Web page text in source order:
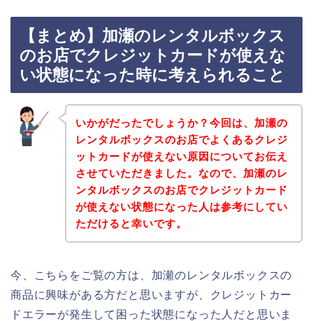
【まとめ】加瀬のレンタルボックス
のお店でクレジットカードが使えな
い状態になった時に考えられること
いかがだったでしょうか？今回は、加瀬の
レンタルボックスのお店でよくあるクレジ
ットカードが使えない原因についてお伝え
させていただきました。なので、加瀬のレ
ンタルボックスのお店でクレジットカード
が使えない状態になった人は参考にしてい
ただけると幸いです。
今、こちらをご覧の方は、加瀬のレンタルボックスの
商品に興味がある方だと思いますが、クレジットカー
ドエラーが発生して困った状態になった人だと思いま